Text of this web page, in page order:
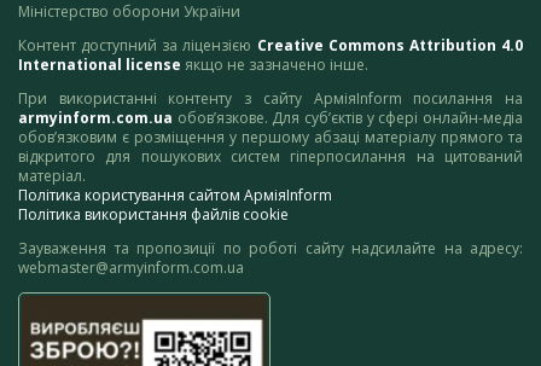
Міністерство оборони України
Контент доступний за ліцензією Creative Commons Attribution 4.0
International license якщо не зазначено інше.
При використанні контенту з сайту АрміяInform посилання на
armyinform.com.ua обов’язкове. Для суб’єктів у сфері онлайн-медіа
обов’язковим є розміщення у першому абзаці матеріалу прямого та
відкритого для пошукових систем гіперпосилання на цитований
матеріал.
Політика користування сайтом АрміяInform
Політика використання файлів cookie
Зауваження та пропозиції по роботі сайту надсилайте на адресу:
webmaster@armyinform.com.ua